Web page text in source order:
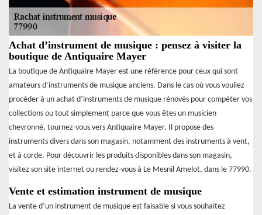
Achat d’instrument de musique : pensez à visiter la
boutique de Antiquaire Mayer
La boutique de Antiquaire Mayer est une référence pour ceux qui sont
amateurs d’instruments de musique anciens. Dans le cas où vous vouliez
procéder à un achat d’instruments de musique rénovés pour compéter vos
collections ou tout simplement parce que vous êtes un musicien
chevronné, tournez-vous vers Antiquaire Mayer. Il propose des
instruments divers dans son magasin, notamment des instruments à vent,
et à corde. Pour découvrir les produits disponibles dans son magasin,
visitez son site internet ou rendez-vous à Le Mesnil Amelot, dans le 77990.
Vente et estimation instrument de musique
La vente d’un instrument de musique est faisable si vous souhaitez